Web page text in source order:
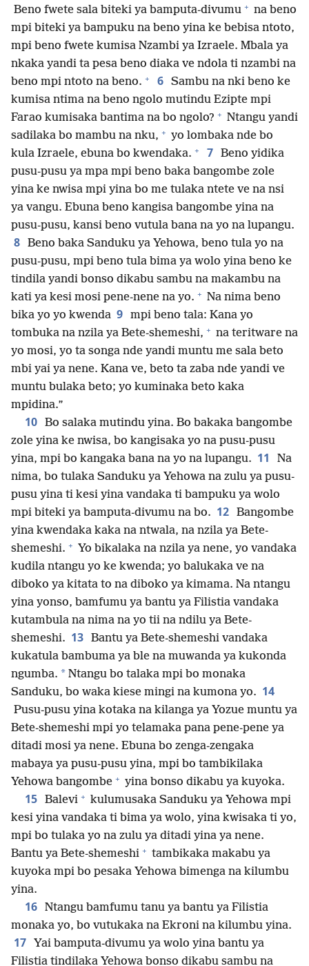
Beno fwete sala biteki ya bamputa-divumu + na beno
mpi biteki ya bampuku na beno yina ke bebisa ntoto,
mpi beno fwete kumisa Nzambi ya Izraele. Mbala ya
nkaka yandi ta pesa beno diaka ve ndola ti nzambi na
beno mpi ntoto na beno. + 6 Sambu na nki beno ke
kumisa ntima na beno ngolo mutindu Ezipte mpi
Farao kumisaka bantima na bo ngolo? + Ntangu yandi
sadilaka bo mambu na nku, + yo lombaka nde bo
kula Izraele, ebuna bo kwendaka. + 7 Beno yidika
pusu-pusu ya mpa mpi beno baka bangombe zole
yina ke nwisa mpi yina bo me tulaka ntete ve na nsi
ya vangu. Ebuna beno kangisa bangombe yina na
pusu-pusu, kansi beno vutula bana na yo na lupangu.
8 Beno baka Sanduku ya Yehowa, beno tula yo na
pusu-pusu, mpi beno tula bima ya wolo yina beno ke
tindila yandi bonso dikabu sambu na makambu na
kati ya kesi mosi pene-nene na yo. + Na nima beno
bika yo yo kwenda 9 mpi beno tala: Kana yo
tombuka na nzila ya Bete-shemeshi, + na teritware na
yo mosi, yo ta songa nde yandi muntu me sala beto
mbi yai ya nene. Kana ve, beto ta zaba nde yandi ve
muntu bulaka beto; yo kuminaka beto kaka
mpidina.”
10 Bo salaka mutindu yina. Bo bakaka bangombe
zole yina ke nwisa, bo kangisaka yo na pusu-pusu
yina, mpi bo kangaka bana na yo na lupangu. 11
Na
nima, bo tulaka Sanduku ya Yehowa na zulu ya pusu-
pusu yina ti kesi yina vandaka ti bampuku ya wolo
mpi biteki ya bamputa-divumu na bo. 12 Bangombe
yina kwendaka kaka na ntwala, na nzila ya Bete-
shemeshi. + Yo bikalaka na nzila ya nene, yo vandaka
kudila ntangu yo ke kwenda; yo balukaka ve na
diboko ya kitata to na diboko ya kimama. Na ntangu
yina yonso, bamfumu ya bantu ya Filistia vandaka
kutambula na nima na yo tii na ndilu ya Bete-
shemeshi. 13 Bantu ya Bete-shemeshi vandaka
kukatula bambuma ya ble na muwanda ya kukonda
ngumba. * Ntangu bo talaka mpi bo monaka
Sanduku, bo waka kiese mingi na kumona yo. 14
Pusu-pusu yina kotaka na kilanga ya Yozue muntu ya
Bete-shemeshi mpi yo telamaka pana pene-pene ya
ditadi mosi ya nene. Ebuna bo zenga-zengaka
mabaya ya pusu-pusu yina, mpi bo tambikilaka
Yehowa bangombe + yina bonso dikabu ya kuyoka.
15 Balevi + kulumusaka Sanduku ya Yehowa mpi
kesi yina vandaka ti bima ya wolo, yina kwisaka ti yo,
mpi bo tulaka yo na zulu ya ditadi yina ya nene.
Bantu ya Bete-shemeshi + tambikaka makabu ya
kuyoka mpi bo pesaka Yehowa bimenga na kilumbu
yina.
16 Ntangu bamfumu tanu ya bantu ya Filistia
monaka yo, bo vutukaka na Ekroni na kilumbu yina.
17
Yai bamputa-divumu ya wolo yina bantu ya
Filistia tindilaka Yehowa bonso dikabu sambu na